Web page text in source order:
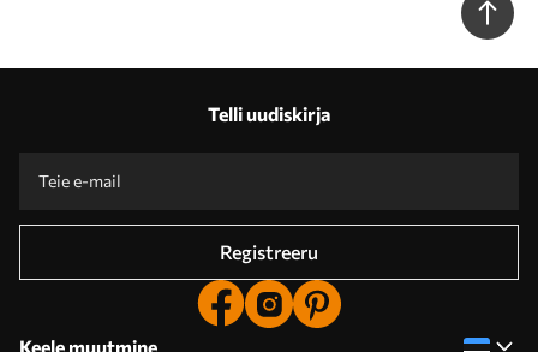
Telli uudiskirja
Registreeru
Keele muutmine